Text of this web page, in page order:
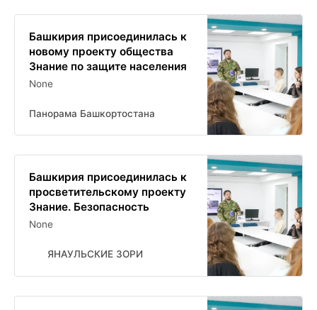
Башкирия присоединилась к
новому проекту общества
Знание по защите населения
None
Панорама Башкортостана
Башкирия присоединилась к
просветительскому проекту
Знание. Безопасность
None
ЯНАУЛЬСКИЕ ЗОРИ